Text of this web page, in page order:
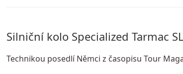
Silniční kolo Specialized Tarmac
Technikou posedlí Němci z časopisu Tour